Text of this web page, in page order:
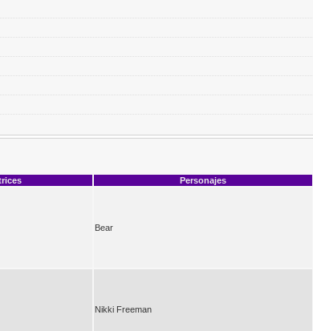
Personajes
Bear
Nikki Freeman